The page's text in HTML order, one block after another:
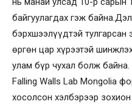
байгуулагдах гэж
бэрхшээлүүдтэй тулгарсан
өргөн цар хүрээтэй
улам бүр чухал болж
Falling Walls Lab Mongolia
хосолсон хэлбэрээр